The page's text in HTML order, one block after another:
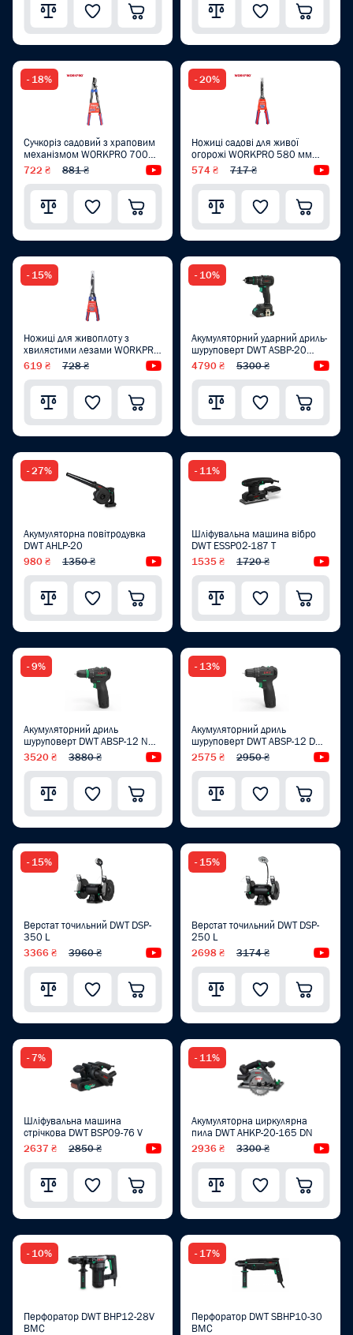
- 18%
Сучкоріз садовий з храповим
механізмом WORKPRO 700
мм PRO WP332020
722 ₴ 881 ₴ Відеоогляд
- 20%
Ножиці садові для живої
огорожі WORKPRO 580 мм
PRO WP332016
574 ₴ 717 ₴
- 15%
Ножиці для живоплоту з
хвилястими лезами WORKPRO
580 мм PRO WP332015
619 ₴ 728 ₴ Відеоогляд
- 10%
Акумуляторний ударний дриль-
шуруповерт DWT ASBP-20
DNG-2 BMC
4790 ₴ 5300 ₴
- 27%
Акумуляторна повітродувка
DWT AHLP-20
980 ₴ 1350 ₴ Відеоогляд
- 11%
Шліфувальна машина вібро
DWT ESSP02-187 T
1535 ₴ 1720 ₴
- 9%
Акумуляторний дриль
шуруповерт DWT ABSP-12 NQ-
2 BMC
3520 ₴ 3880 ₴ Відеоогляд
- 13%
Акумуляторний дриль
шуруповерт DWT ABSP-12 DN-
2
2575 ₴ 2950 ₴
- 15%
Верстат точильний DWT DSP-
350 L
3366 ₴ 3960 ₴ Відеоогляд
- 15%
Верстат точильний DWT DSP-
250 L
2698 ₴ 3174 ₴
- 7%
Шліфувальна машина
стрічкова DWT BSP09-76 V
2637 ₴ 2850 ₴ Відеоогляд
- 11%
Акумуляторна циркулярна
пила DWT AHKP-20-165 DN
2936 ₴ 3300 ₴
- 10%
Перфоратор DWT BHP12-28V
BMC
- 17%
Перфоратор DWT SBHP10-30
BMC